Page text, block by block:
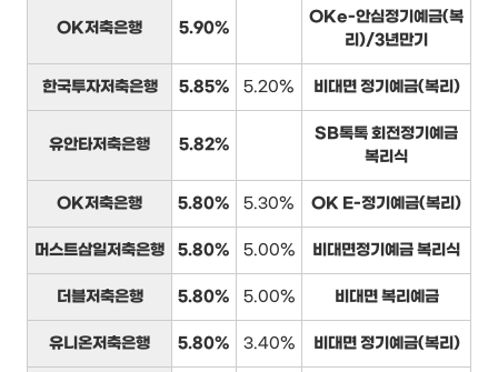
OK저축은행 5.90%
OKe-안심정기예금(복
리)/3년만기
한국투자저축은행 5.85% 5.20% 비대면 정기예금(복리)
유안타저축은행 5.82%
SB톡톡 회전정기예금
복리식
OK저축은행 5.80% 5.30% OK E-정기예금(복리)
머스트삼일저축은행 5.80% 5.00% 비대면정기예금 복리식
더블저축은행 5.80% 5.00% 비대면 복리예금
유니온저축은행 5.80% 3.40% 비대면 정기예금(복리)